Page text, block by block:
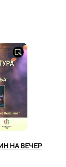
НА ВЕЧЕР